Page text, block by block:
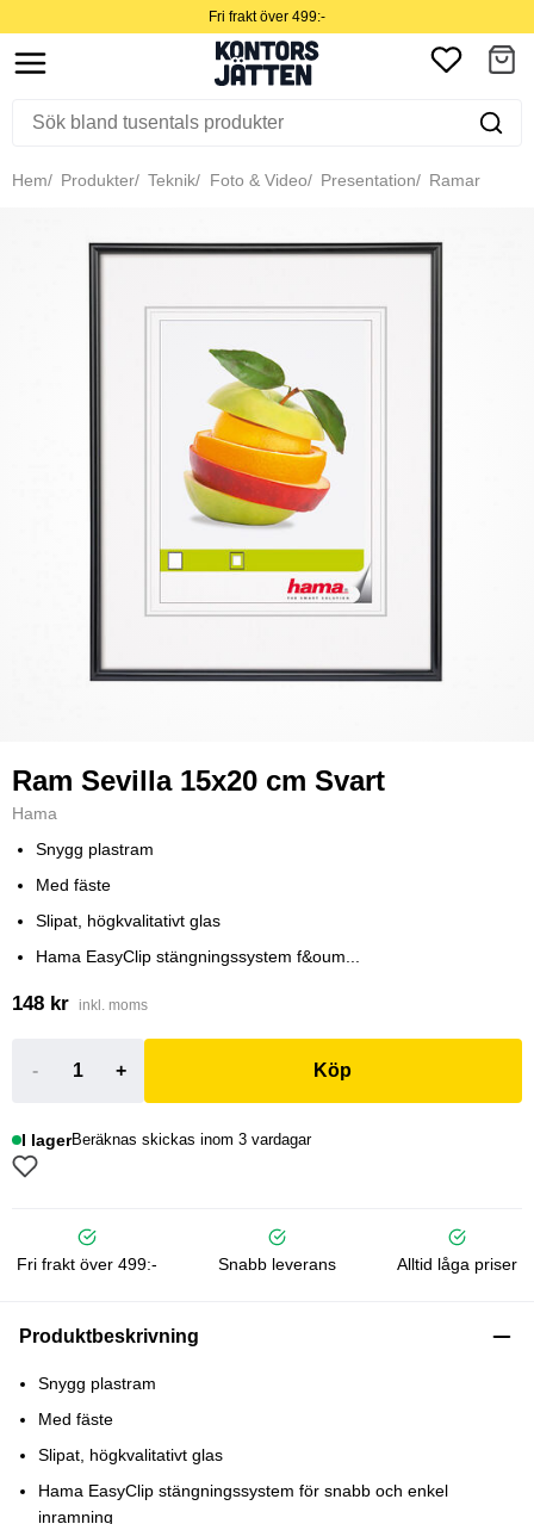
Fri frakt över 499:-
Hem Produkter Teknik Foto & Video Presentation Ramar
Ram Sevilla 15x20 cm Svart
Hama
Snygg plastram
Med fäste
Slipat, högkvalitativt glas
Hama EasyClip stängningssystem f&oum...
148 kr inkl. moms
- + Köp
I lagerBeräknas skickas inom 3 vardagar
Fri frakt över 499:- Snabb leverans Alltid låga priser
Produktbeskrivning
Snygg plastram
Med fäste
Slipat, högkvalitativt glas
Hama EasyClip stängningssystem för snabb och enkel
inramning